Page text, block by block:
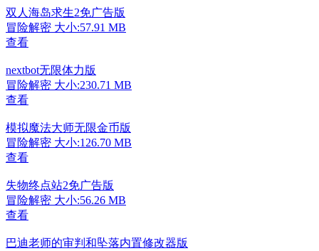
双人海岛求生2免广告版
冒险解密 大小:57.91 MB
查看
nextbot无限体力版
冒险解密 大小:230.71 MB
查看
模拟魔法大师无限金币版
冒险解密 大小:126.70 MB
查看
失物终点站2免广告版
冒险解密 大小:56.26 MB
查看
巴迪老师的审判和坠落内置修改器版